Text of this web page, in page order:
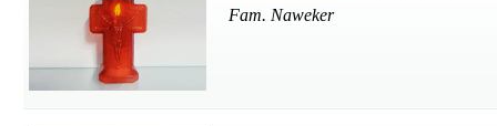
Fam. Naweker